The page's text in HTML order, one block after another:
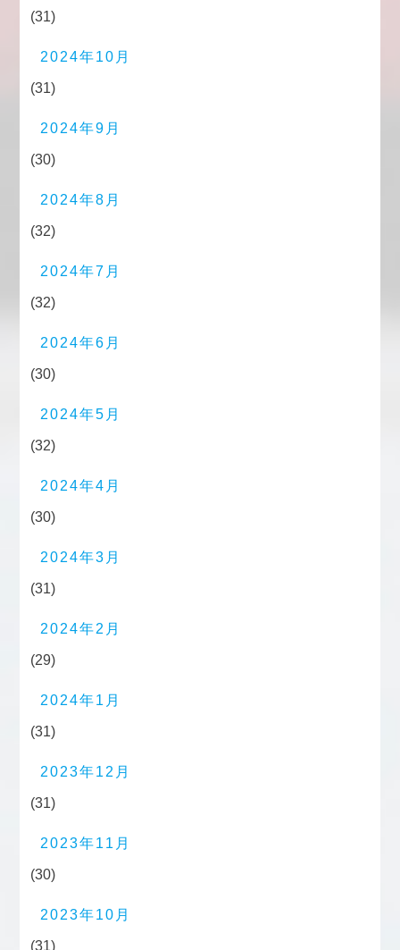
(31)
2024年10月
(31)
2024年9月
(30)
2024年8月
(32)
2024年7月
(32)
2024年6月
(30)
2024年5月
(32)
2024年4月
(30)
2024年3月
(31)
2024年2月
(29)
2024年1月
(31)
2023年12月
(31)
2023年11月
(30)
2023年10月
(31)